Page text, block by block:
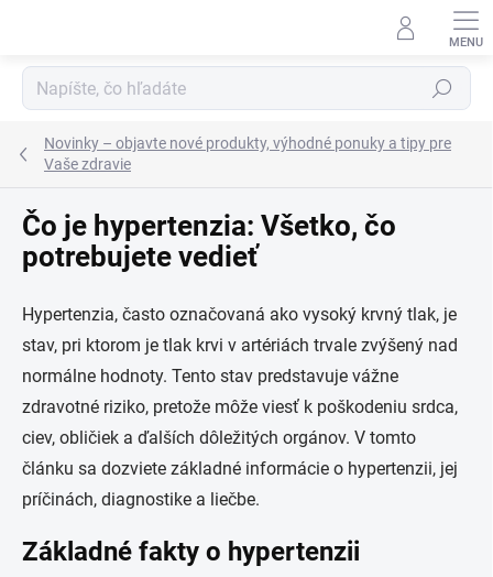
Hľadať
Novinky – objavte nové produkty, výhodné ponuky a tipy pre
Vaše zdravie
Čo je hypertenzia: Všetko, čo
potrebujete vedieť
Hypertenzia, často označovaná ako vysoký krvný tlak, je
stav, pri ktorom je tlak krvi v artériách trvale zvýšený nad
normálne hodnoty. Tento stav predstavuje vážne
zdravotné riziko, pretože môže viesť k poškodeniu srdca,
ciev, obličiek a ďalších dôležitých orgánov. V tomto
článku sa dozviete základné informácie o hypertenzii, jej
príčinách, diagnostike a liečbe.
Základné fakty o hypertenzii